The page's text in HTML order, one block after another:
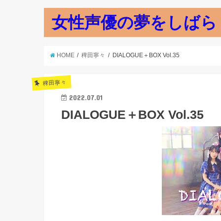
女性声優の夢をしば
HOME 稗田寧々 DIALOGUE＋BOX Vol.35
稗田寧々
2022.07.01
DIALOGUE＋BOX Vol.35